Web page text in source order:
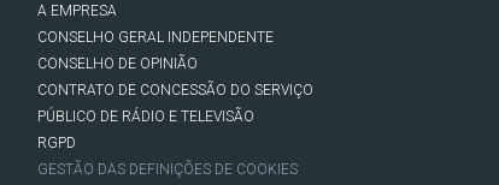
A EMPRESA
CONSELHO GERAL INDEPENDENTE
CONSELHO DE OPINIÃO
CONTRATO DE CONCESSÃO DO SERVIÇO
PÚBLICO DE RÁDIO E TELEVISÃO
RGPD
GESTÃO DAS DEFINIÇÕES DE COOKIES